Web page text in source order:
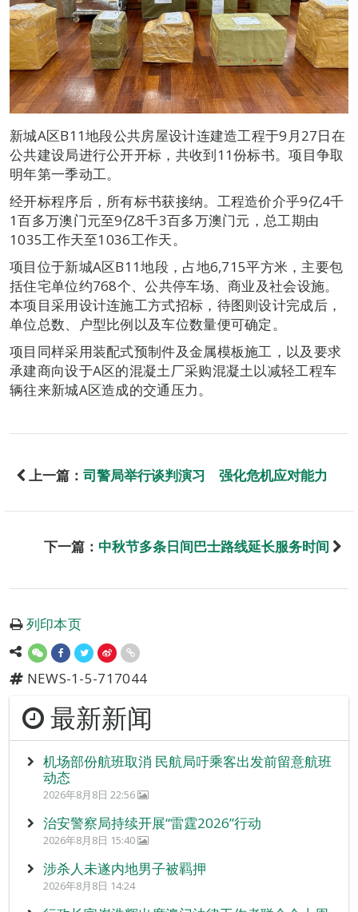
新城A区B11地段公共房屋设计连建造工程于9月27日在
公共建设局进行公开开标，共收到11份标书。项目争取
明年第一季动工。
经开标程序后，所有标书获接纳。工程造价介乎9亿4千
1百多万澳门元至9亿8千3百多万澳门元，总工期由
1035工作天至1036工作天。
项目位于新城A区B11地段，占地6,715平方米，主要包
括住宅单位约768个、公共停车场、商业及社会设施。
本项目采用设计连施工方式招标，待图则设计完成后，
单位总数、户型比例以及车位数量便可确定。
项目同样采用装配式预制件及金属模板施工，以及要求
承建商向设于A区的混凝土厂采购混凝土以减轻工程车
辆往来新城A区造成的交通压力。
上一篇： 司警局举行谈判演习 强化危机应对能力
下一篇： 中秋节多条日间巴士路线延长服务时间
列印本页
NEWS-1-5-717044
最新新闻
机场部份航班取消 民航局吁乘客出发前留意航班
动态
2026年8月8日 22:56
治安警察局持续开展“雷霆2026”行动
2026年8月8日 15:40
涉杀人未遂内地男子被羁押
2026年8月8日 14:24